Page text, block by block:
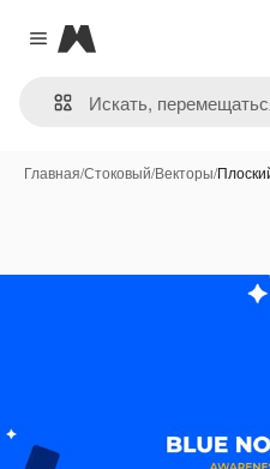
Close menu
Magnific
Главная/Стоковый/Векторы/